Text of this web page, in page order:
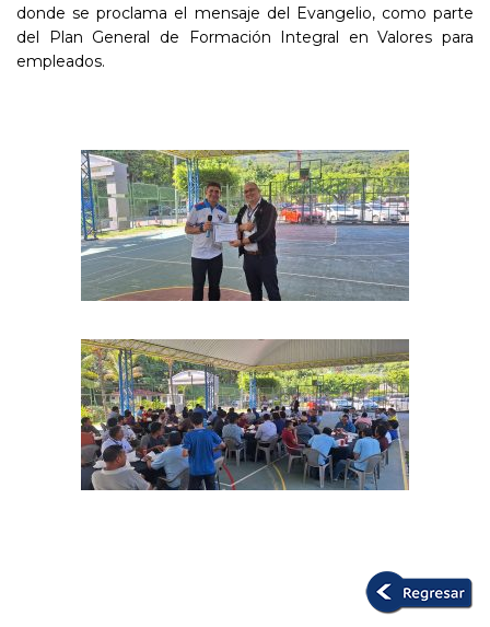
donde se proclama el mensaje del Evangelio, como parte
del Plan General de Formación Integral en Valores para
empleados.